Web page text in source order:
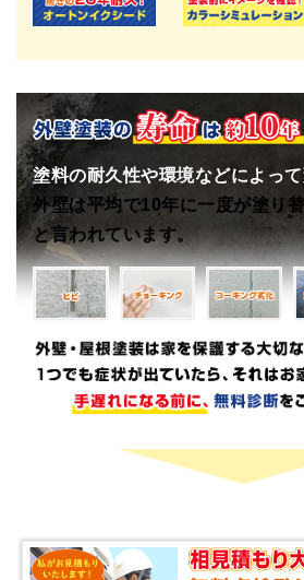
塗料の耐久性や環境などによって
外壁は平均で10年に一度が塗り
と言われています。